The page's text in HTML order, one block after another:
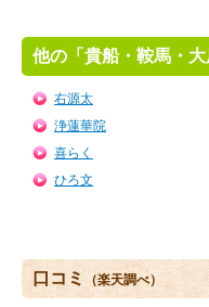
他の「貴船・鞍馬・
右源太
浄蓮華院
喜らく
ひろ文
口コミ（楽天調べ）